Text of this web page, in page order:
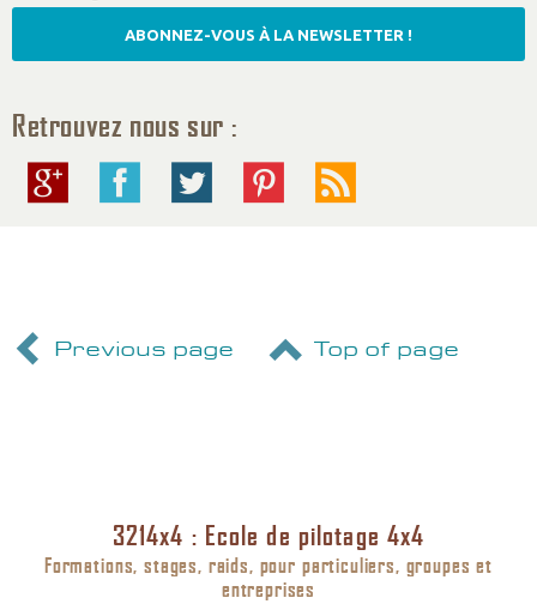
ABONNEZ-VOUS À LA NEWSLETTER !
Retrouvez nous sur :
Previous page Top of page
3214x4 : Ecole de pilotage 4x4
Formations, stages, raids, pour particuliers, groupes et
entreprises